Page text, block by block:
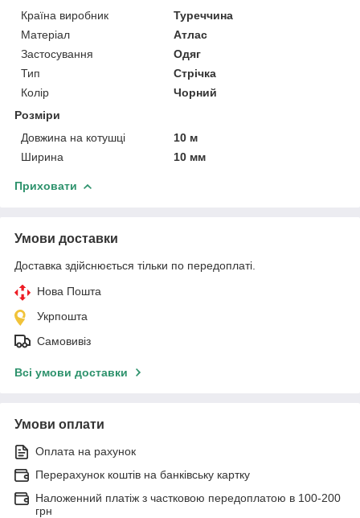
Країна виробник
Туреччина
Матеріал
Атлас
Застосування
Одяг
Тип
Стрічка
Колір
Чорний
Розміри
Довжина на котушці
10 м
Ширина
10 мм
Приховати
Умови доставки
Доставка здійснюється тільки по передоплаті.
Нова Пошта
Укрпошта
Самовивіз
Всі умови доставки
Умови оплати
Оплата на рахунок
Перерахунок коштів на банківську картку
Наложенний платіж з частковою передоплатою в 100-200
грн